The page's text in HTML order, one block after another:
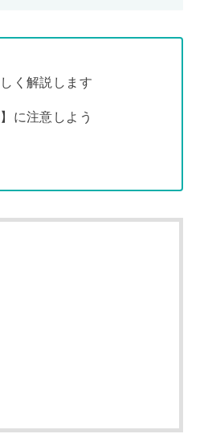
く解説します
に注意しよう